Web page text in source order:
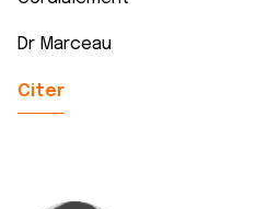
Dr Marceau
Citer